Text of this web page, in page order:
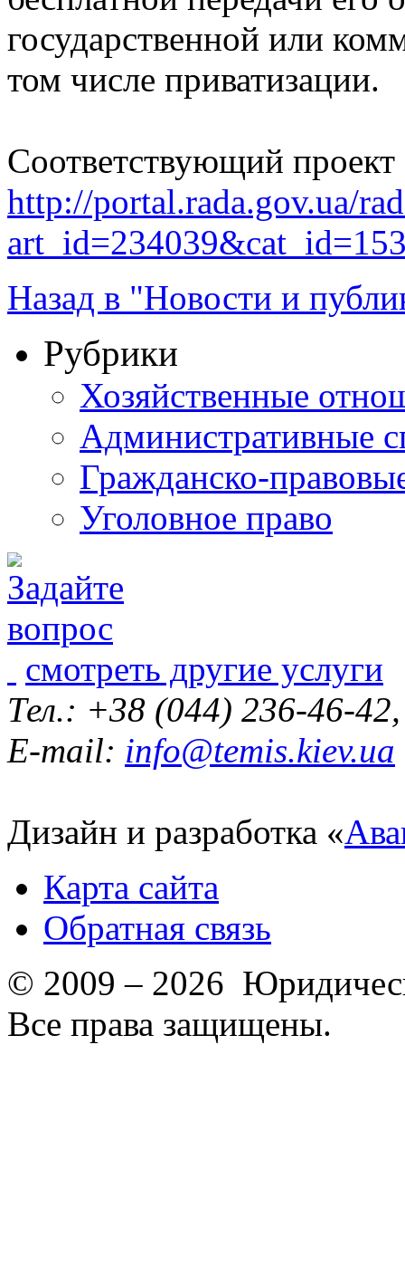
государственной или
том числе приватизации.
Соответствующий
http://portal.rada.gov.ua/
Назад в "Новости и
Рубрики
Хозяйственные
Административные
Гражданско-
Уголовное право
смотреть другие услуги
Тел.: +38 (044) 236-46-
E-mail: info@temis.kiev.ua
Дизайн и разработка «
Карта сайта
Обратная связь
© 2009 – 2026
Все права защищены.